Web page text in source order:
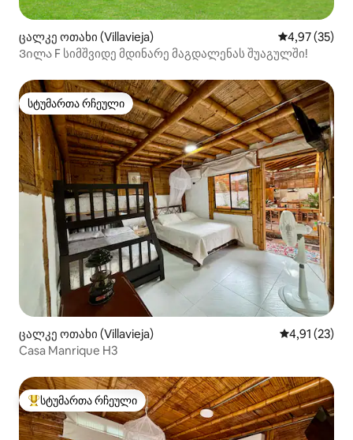
ცალკე ოთახი (Villavieja) საშუალო
4,97 (35)
Ვილა F სიმშვიდე მდინარე მაგდალენას შუაგულში!
სტუმართა რჩეული
სტუმართა რჩეული
ცალკე ოთახი (Villavieja) საშუალო
4,91 (23)
Casa Manrique H3
სტუმართა რჩეული მოწინავე ვარიანტი
სტუმართა რჩეული